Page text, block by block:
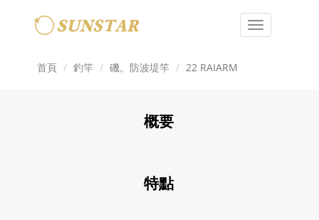
Toggle
首頁
釣竿 磯。防波堤竿 22 RAIARM
概要
特點